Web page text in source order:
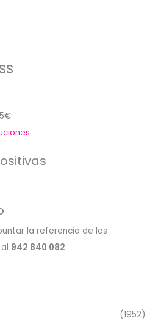
la referencia de los
942 840 082
(1952)